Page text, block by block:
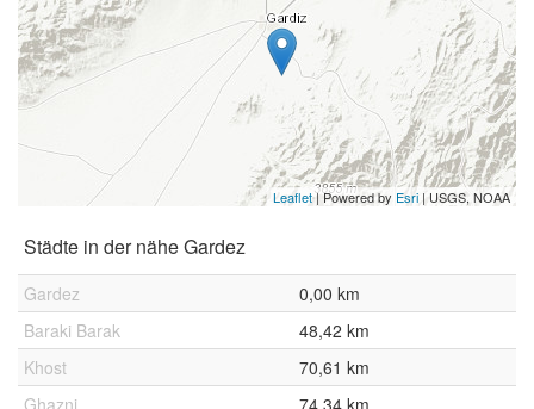
Leaflet| Powered by Esri | USGS, NOAA
Städte in der nähe Gardez
Gardez
0,00 km
Baraki Barak
48,42 km
Khost
70,61 km
Ghazni
74,34 km